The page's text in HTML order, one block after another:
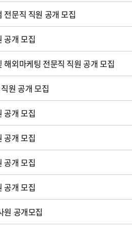
전문직 직원 공개 모집
공개 모집
해외마케팅 전문직 직원 공개 모집
원 공개 모집
공개 모집
공개 모집
공개 모집
공개 모집
원 공개모집